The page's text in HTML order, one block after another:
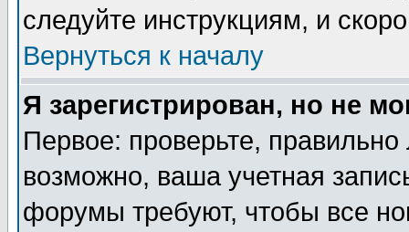
следуйте инструкциям, и
Вернуться к началу
Я зарегистрирован, но не
Первое: проверьте,
возможно, ваша учетная
форумы требуют, чтобы все